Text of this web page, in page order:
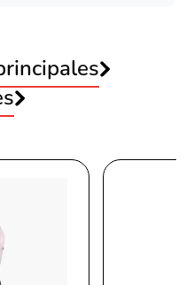
+ GSX 300 -
de gaming filaire à circuit
de jeu réellement
sans fuite de son
aimanté et amovible avec
silencieux